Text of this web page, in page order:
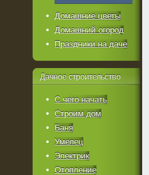
Домашние цветы
Домашний огород
Праздники на даче
Дачное строительство
С чего начать
Строим дом
Баня
Умелец
Электрик
Отопление